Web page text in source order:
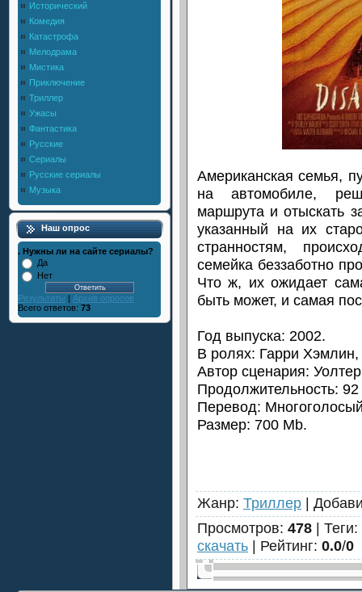
Исторический
Комедия
Катастрофа
Мелодрама
Мистика
Приключение
Триллер
Ужасы
Фантастика
Русские
Сериалы
Русские сериалы
Музыка
Наш опрос
. Нужны ли на сайте сериалы?
Да
Нет
Результаты | Архив опросов
Всего ответов: 73
Американская семья,
на автомобиле,
маршрута и отыскать
указанный на их
странностям,
семейка беззаботно
Что ж, их ожидает
быть может, и самая
Год выпуска: 2002.
В ролях: Гарри
Автор сценария:
Продолжительность:
Перевод:
Размер: 700 Mb.
Жанр: Триллер |
Просмотров: 478 | Теги:
скачать | Рейтинг: 0.0/0